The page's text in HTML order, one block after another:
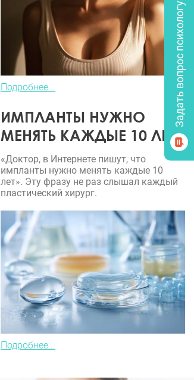
Подробнее...
ИМПЛАНТЫ НУЖНО
МЕНЯТЬ КАЖДЫЕ 10 ЛЕТ?
«Доктор, в Интернете пишут, что
импланты нужно менять каждые 10
лет». Эту фразу не раз слышал каждый
пластический хирург.
Подробнее...
Задать вопрос психологу